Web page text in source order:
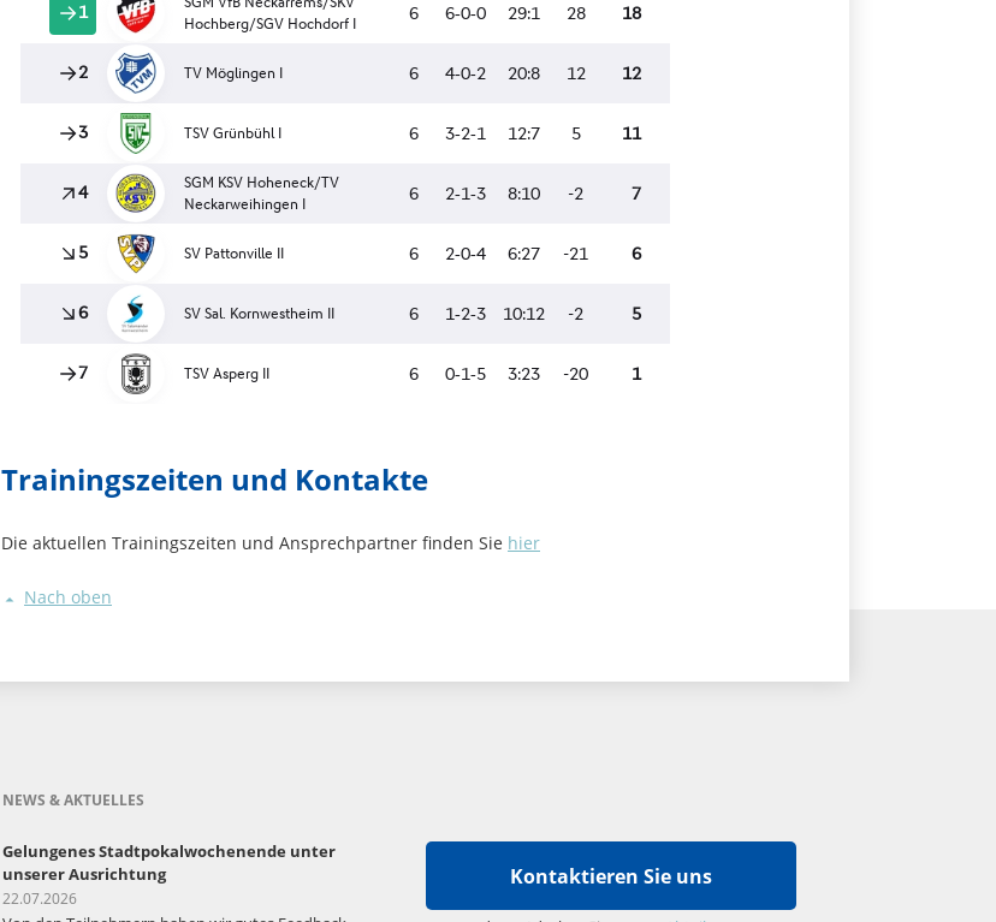
Trainingszeiten und Kontakte
Die aktuellen Trainingszeiten und Ansprechpartner finden Sie hier
Nach oben
NEWS & AKTUELLES
Gelungenes Stadtpokalwochenende unter
unserer Ausrichtung
22.07.2026
Kontaktieren Sie uns